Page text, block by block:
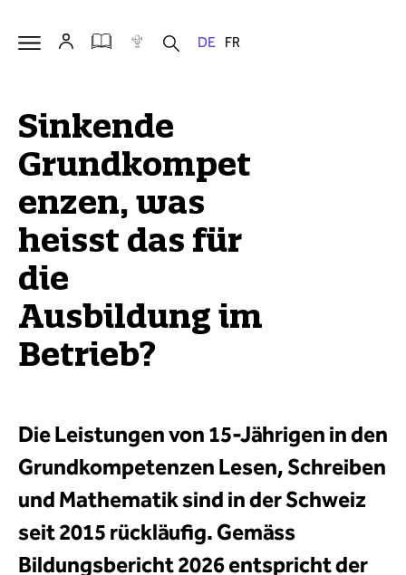
Sinkende
Grundkompet
enzen, was
heisst das für
die
Ausbildung im
Betrieb?
Die Leistungen von 15-Jährigen in den
Grundkompetenzen Lesen, Schreiben
und Mathematik sind in der Schweiz
seit 2015 rückläufig. Gemäss
Bildungsbericht 2026 entspricht der